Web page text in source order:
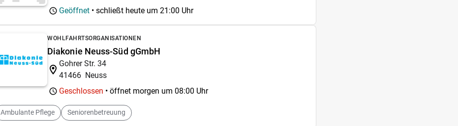
Geöffnet • schließt heute um 21:00 Uhr
WOHLFAHRTSORGANISATIONEN
Diakonie Neuss-Süd gGmbH
Gohrer Str. 34
41466 Neuss
Geschlossen • öffnet morgen um 08:00 Uhr
Ambulante Pflege Seniorenbetreuung